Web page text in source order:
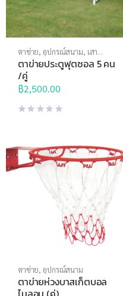
ตาข่าย,อุปกรณ์สนาม, เสา
ประตู แป้นบาส
ตาข่ายประตูฟุตซอล 5 คน
/คู่
฿2,500.00
ตาข่าย,อุปกรณ์สนาม
ตาข่ายห่วงบาสเก็ตบอล